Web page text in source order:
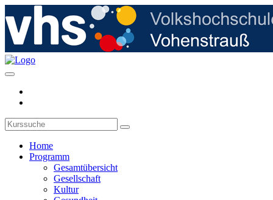
Home
Programm
Gesamtübersicht
Gesellschaft
Kultur